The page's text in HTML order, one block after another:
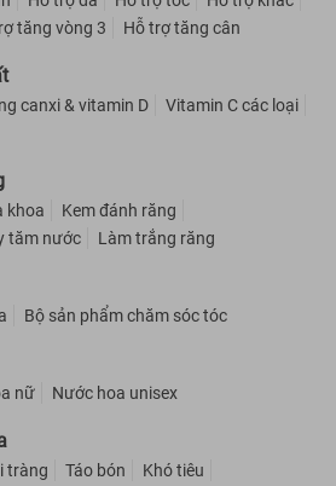
tăng vòng 3 Hỗ trợ tăng cân
canxi & vitamin D
Vitamin C các loại
khoa
Kem đánh răng
tăm nước Làm trắng răng
Bộ sản phẩm chăm sóc tóc
nữ Nước hoa unisex
tràng Táo bón
Khó tiêu